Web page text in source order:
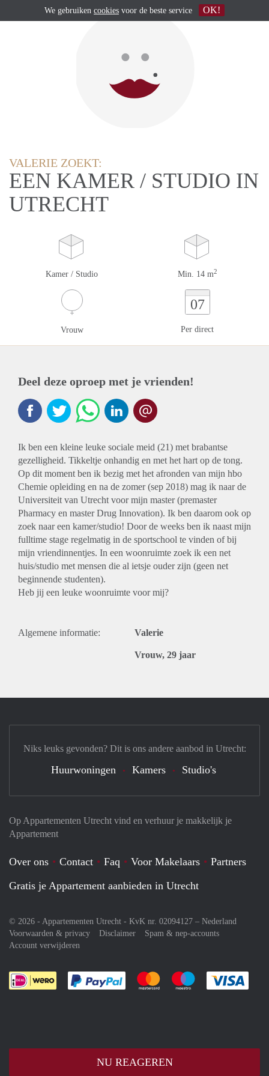
VALERIE ZOEKT:
EEN KAMER / STUDIO IN
UTRECHT
Kamer / Studio Min. 14 m2
Vrouw
07
Per direct
Deel deze oproep met je vrienden!
Ik ben een kleine leuke sociale meid (21) met brabantse
gezelligheid. Tikkeltje onhandig en met het hart op de tong.
Op dit moment ben ik bezig met het afronden van mijn hbo
Chemie opleiding en na de zomer (sep 2018) mag ik naar de
Universiteit van Utrecht voor mijn master (premaster
Pharmacy en master Drug Innovation). Ik ben daarom ook op
zoek naar een kamer/studio! Door de weeks ben ik naast mijn
fulltime stage regelmatig in de sportschool te vinden of bij
mijn vriendinnentjes. In een woonruimte zoek ik een net
huis/studio met mensen die al ietsje ouder zijn (geen net
beginnende studenten).
Heb jij een leuke woonruimte voor mij?
Algemene informatie: Valerie
Vrouw, 29 jaar
NU REAGEREN
Op Appartementen Utrecht vind en verhuur je makkelijk je
Appartement
Over ons Contact Faq Voor Makelaars
Partners
Gratis je Appartement aanbieden in Utrecht
© 2026 - Appartementen Utrecht - KvK nr. 02094127 – Nederland
Voorwaarden & privacy
Disclaimer
Spam & nep-accounts
Account verwijderen
Je rekent gemakkelijk af met Paypal
Je rekent gemakkelijk af met
Je rekent
Niks leuks gevonden? Dit is ons andere aanbod in Utrecht:
Huurwoningen Kamers Studio's
We gebruiken cookies voor de beste service OK!